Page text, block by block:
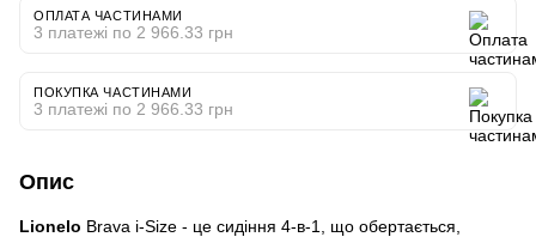
ОПЛАТА ЧАСТИНАМИ
3 платежі по 2 966.33 грн
ПОКУПКА ЧАСТИНАМИ
3 платежі по 2 966.33 грн
Опис
Lionelo Brava i-Size - це сидіння 4-в-1, що обертається,